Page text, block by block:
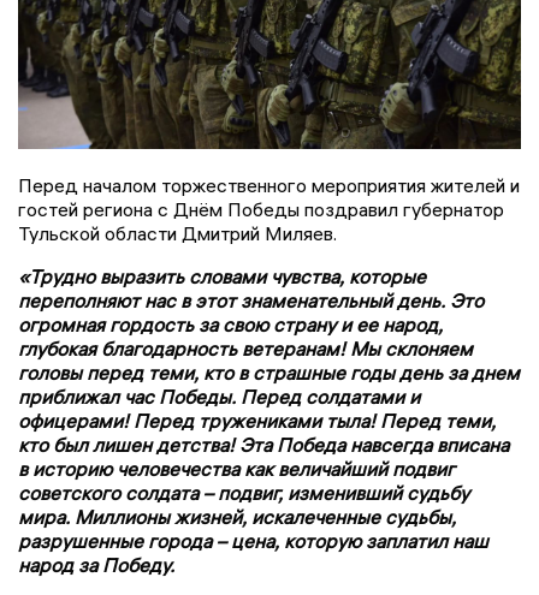
Перед началом торжественного мероприятия жителей и
гостей региона с Днём Победы поздравил губернатор
Тульской области Дмитрий Миляев.
«Трудно выразить словами чувства, которые
переполняют нас в этот знаменательный день. Это
огромная гордость за свою страну и ее народ,
глубокая благодарность ветеранам! Мы склоняем
головы перед теми, кто в страшные годы день за днем
приближал час Победы. Перед солдатами и
офицерами! Перед тружениками тыла! Перед теми,
кто был лишен детства! Эта Победа навсегда вписана
в историю человечества как величайший подвиг
советского солдата – подвиг, изменивший судьбу
мира. Миллионы жизней, искалеченные судьбы,
разрушенные города – цена, которую заплатил наш
народ за Победу.